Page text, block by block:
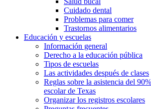
Cuidado dental
Problemas para comer
Trastornos alimentarios
Educación y escuelas
Información general
Derecho a la educación pública
Tipos de escuelas
Las actividades después de clases
Reglas sobre la asistencia del
escolar de Texas
Organizar los registros escolares